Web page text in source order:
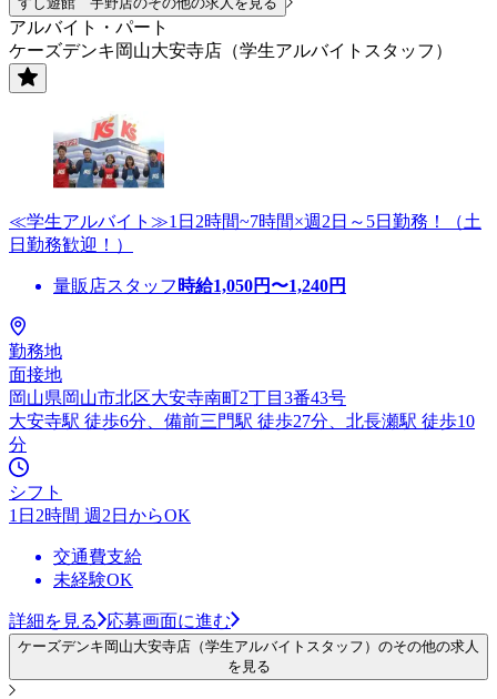
アルバイト・パート
ケーズデンキ岡山大安寺店（学生アルバイトスタッフ）
≪学生アルバイト≫1日2時間~7時間×週2日～5日勤務！（土
日勤務歓迎！）
量販店スタッフ 時給1,050円〜1,240円
勤務地
面接地
岡山県岡山市北区大安寺南町2丁目3番43号
大安寺駅 徒歩6分、備前三門駅 徒歩27分、北長瀬駅 徒歩10
分
シフト
1日2時間 週2日からOK
交通費支給
未経験OK
詳細を見る 応募画面に進む
ケーズデンキ岡山大安寺店（学生アルバイトスタッフ）のその他の求人
を見る